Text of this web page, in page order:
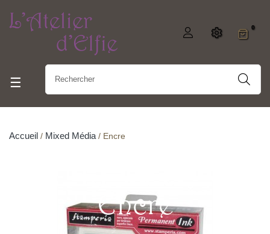
0
Basculer la navigation
☰
Accueil Mixed Média Encre
Encre